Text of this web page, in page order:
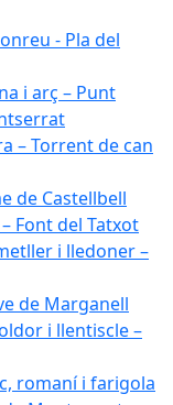
- Pla del
i arç – Punt
– Torrent de can
de Castellbell
Font del Tatxot
i lledoner –
de Marganell
i llentiscle –
romaní i farigola